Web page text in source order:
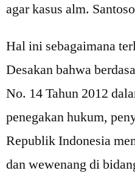
agar kasus alm.
Hal ini sebagaimana
Desakan bahwa
No. 14 Tahun 2012
penegakan hukum,
Republik Indonesia
dan wewenang di